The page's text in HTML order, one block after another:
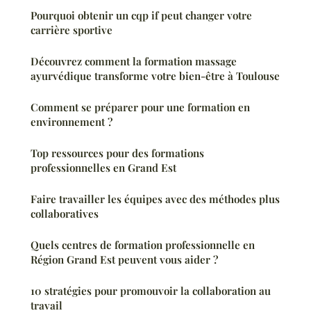
Pourquoi obtenir un cqp if peut changer votre
carrière sportive
Découvrez comment la formation massage
ayurvédique transforme votre bien-être à Toulouse
Comment se préparer pour une formation en
environnement ?
Top ressources pour des formations
professionnelles en Grand Est
Faire travailler les équipes avec des méthodes plus
collaboratives
Quels centres de formation professionnelle en
Région Grand Est peuvent vous aider ?
10 stratégies pour promouvoir la collaboration au
travail